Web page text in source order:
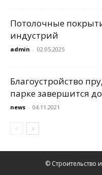
Потолочные
индустрий
admin - 02.05.2025
Благоустройство
парке завершится
news - 04.11.2021
© Строительство